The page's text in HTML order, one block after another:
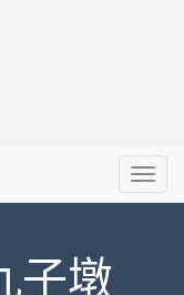
子墩